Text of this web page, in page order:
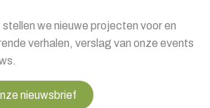
we nieuwe projecten voor en
verhalen, verslag van onze events
nieuwsbrief